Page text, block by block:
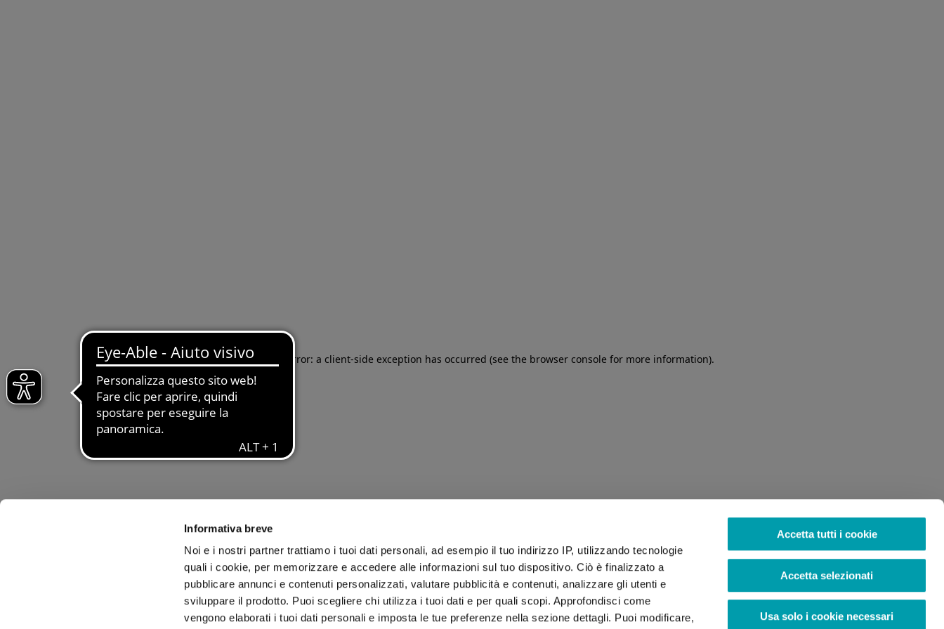
Informativa breve
Noi e i nostri partner trattiamo i tuoi dati personali, ad esempio il tuo indirizzo IP, utilizzando tecnologie
quali i cookie, per memorizzare e accedere alle informazioni sul tuo dispositivo. Ciò è finalizzato a
pubblicare annunci e contenuti personalizzati, valutare pubblicità e contenuti, analizzare gli utenti e
sviluppare il prodotto. Puoi scegliere chi utilizza i tuoi dati e per quali scopi. Approfondisci come
vengono elaborati i tuoi dati personali e imposta le tue preferenze nella sezione dettagli. Puoi modificare,
Accetta tutti i cookie
Accetta selezionati
Usa solo i cookie necessari
Application error: a client-side exception has occurred (see the browser console for more information).